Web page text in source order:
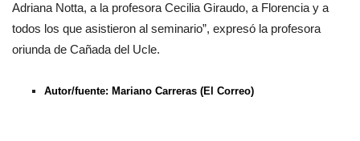
Adriana Notta, a la profesora Cecilia Giraudo, a Florencia y a
todos los que asistieron al seminario”, expresó la profesora
oriunda de Cañada del Ucle.
Autor/fuente: Mariano Carreras (El Correo)